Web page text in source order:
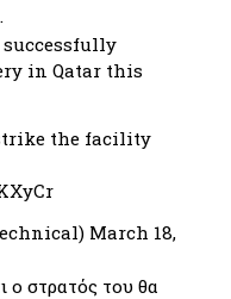
in Qatar this
the facility
March 18,
ο στρατός του θα